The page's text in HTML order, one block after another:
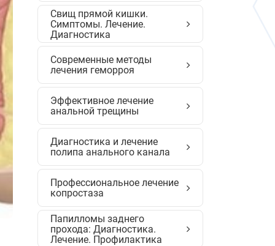
Свищ прямой кишки.
Симптомы. Лечение.
Диагностика
Современные методы
лечения геморроя
Эффективное лечение
анальной трещины
Диагностика и лечение
полипа анального канала
Профессиональное лечение
копростаза
Папилломы заднего
прохода: Диагностика.
Лечение. Профилактика